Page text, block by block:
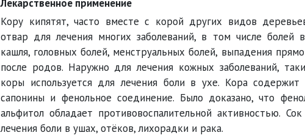
Лекарственное применение
Кору кипятят, часто вместе с корой других видов
отвар для лечения многих заболеваний, в том числе болей
кашля, головных болей, менструальных болей, выпадения
после родов. Наружно для лечения кожных заболеваний,
коры используется для лечения боли в ухе. Кора содержит
сапонины и фенольное соединение. Было доказано, что
альфитол обладает противовоспалительной активностью.
лечения боли в ушах, отёков, лихорадки и рака.